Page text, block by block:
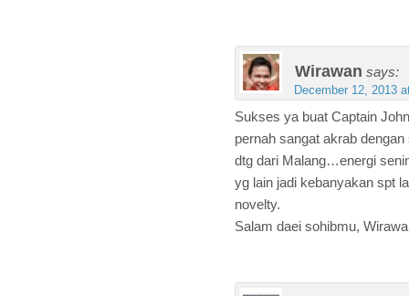
Wirawan says:
December 12, 2013
Sukses ya buat Captain
pernah sangat akrab
dtg dari Malang…energi
yg lain jadi kebanyakan spt
novelty.
Salam daei sohibmu,